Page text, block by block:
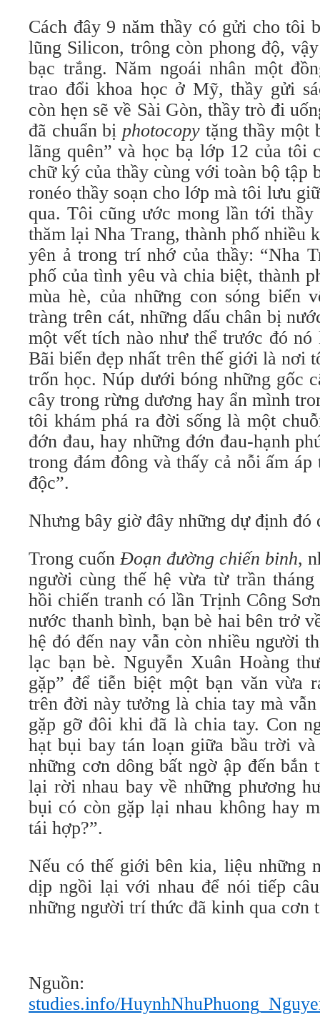
Cách đây 9 năm thầy có gửi cho tôi
lũng Silicon, trông còn phong độ,
bạc trắng. Năm ngoái nhân một
trao đổi khoa học ở Mỹ, thầy gửi
còn hẹn sẽ về Sài Gòn, thầy trò đi
đã chuẩn bị photocopy tặng thầy một
lãng quên” và học bạ lớp 12 của tôi
chữ ký của thầy cùng với toàn bộ tập
ronéo thầy soạn cho lớp mà tôi lưu
qua. Tôi cũng ước mong lần tới thầy
thăm lại Nha Trang, thành phố nhiều
yên ả trong trí nhớ của thầy: “Nha
phố của tình yêu và chia biệt, thành
mùa hè, của những con sóng biển
tràng trên cát, những dấu chân bị
một vết tích nào như thể trước đó
Bãi biển đẹp nhất trên thế giới là nơi
trốn học. Núp dưới bóng những gốc
cây trong rừng dương hay ẩn mình
tôi khám phá ra đời sống là một
đớn đau, hay những đớn đau-hạnh
trong đám đông và thấy cả nỗi ấm
độc”.
Nhưng bây giờ đây những dự định đó
Trong cuốnĐoạn đường chiến binh,
người cùng thế hệ vừa từ trần
hồi chiến tranh có lần Trịnh Công
nước thanh bình, bạn bè hai bên trở
hệ đó đến nay vẫn còn nhiều người
lạc bạn bè. Nguyễn Xuân Hoàng
gặp” để tiễn biệt một bạn văn vừa
trên đời này tưởng là chia tay mà
gặp gỡ đôi khi đã là chia tay. Con
hạt bụi bay tán loạn giữa bầu trời
những cơn dông bất ngờ ập đến bắn
lại rời nhau bay về những phương
bụi có còn gặp lại nhau không hay
tái hợp?”.
Nếu có thế giới bên kia, liệu những
dịp ngồi lại với nhau để nói tiếp
những người trí thức đã kinh qua cơn
studies.info/